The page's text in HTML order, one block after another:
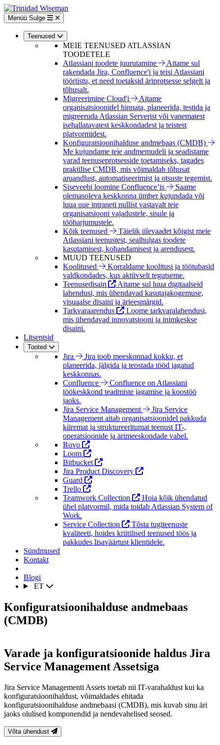
Liigu
edasi
põhisisu
juurde
Menüü Sulge
Teenused
MEIE TEENUSED ATLASSIAN
TOODETELE
Atlassiani toodete juurutamine
Aitame sul
rakendada Jira, Confluence'i ja teisi Atlassiani
tööriistu, et need toetaksid äriprotsesse selgelt ja
tõhusalt.
Migreerimine Cloud'i
Aitame
organisatsioonidel hinnata, planeerida, testida ja
migreeruda Atlassian Serverist või vanematest
isehallatavatest keskkondadest ja teistest
platvormidest.
Konfiguratsioonihalduse andmebaas (CMDB)
Me kujundame teie andmemudeli ja seadistame
varad teenuseprotsesside toetamiseks, tagades
praktilise CMDB, mis võimaldab tõhusat
aruandlust, automatiseerimist ja otsuste tegemist.
Siseveebi loomine Confluence’is
Saame
olemasoleva keskkonna ümber kujundada või
luua uue intraneti nullist vastavalt teie
organisatsiooni vajadustele, sisule ja
tööharjumustele.
Kõik teenused
Täielik ülevaadet kõigist meie
Atlassiani teenustest, sealhulgas toodete
kasutamisest, kohandamisest ja arendusest.
MUUD TEENUSED
Koolitused
Korraldame koolitusi ja töötubasid
valdkondades, kus aktiivselt tegutseme.
Teenusedisain
Aitame sul luua digitaalseid
lahendusi, mis ühendavad kasutajakogemuse,
visuaalse disaini ja ärieesmärgid.
Tarkvaraarendus
Loome tarkvaralahendusi,
mis ühendavad innovatsiooni ja inimkeskse
disaini.
Litsentsid
Tooted
Jira
Jira toob meeskonnad kokku, et
planeerida, jälgida ja teostada tööd jagatud
keskkonnas.
Confluence
Confluence on Atlassiani
töökeskkond teadmiste jagamise ja koostöö
jaoks.
Jira Service Management
Jira Service
Management aitab organisatsioonidel pakkuda
kiiremat ja struktureeritumat teenust IT-,
operatsioonide ja ärimeeskondade vahel.
Rovo
Loom
Bitbucket
Jira Product Discovery
Guard
Trello
Teamwork Collection
Hoia kõik ühendatud
ühel platvormil, mida toidab Atlassian System of
Work.
Service Collection
Tõsta tugiteenuste
kvaliteeti, hoides kriitilised teenused töös ja
pakkudes lisaväärtust klientidele.
Sündmused
Kontakt
Blogi
ET
Konfiguratsioonihalduse andmebaas
(CMDB)
Varade ja konfiguratsioonide haldus Jira
Service Management Assetsiga
Jira Service Managementi Assets toetab nii IT-varahaldust kui ka
konfiguratsioonihaldust, võimaldades ehitada
konfiguratsioonihalduse andmebaasi (CMDB), mis kuvab sinu äri
jaoks olulised komponendid ja nendevahelised seosed.
Võta ühendust